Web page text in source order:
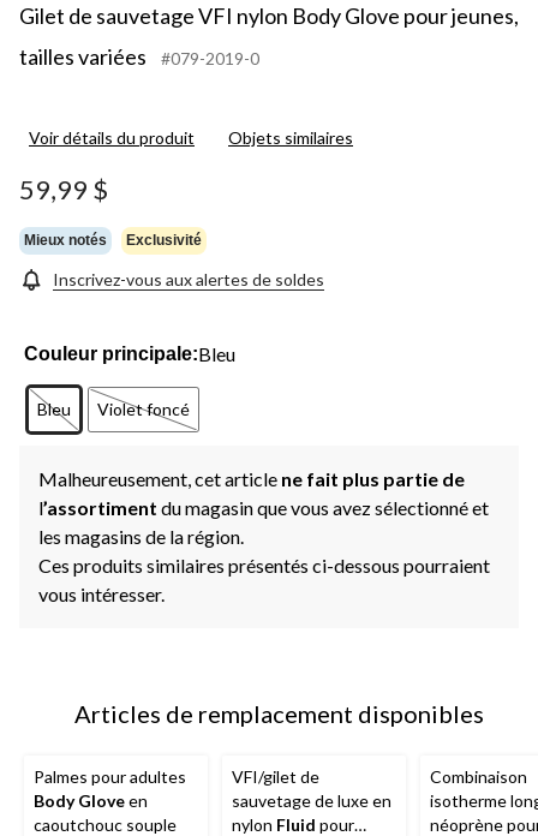
Gilet de sauvetage VFI nylon Body Glove pour jeunes,
tailles variées
#079-2019-0
Voir détails du produit Objets similaires
59,99 $
Mieux notés Exclusivité
Inscrivez-vous aux alertes de soldes
Couleur principale:Bleu
Bleu Violet foncé
Malheureusement, cet article ne fait plus partie de
l’assortiment du magasin que vous avez sélectionné et
les magasins de la région.
Ces produits similaires présentés ci-dessous pourraient
vous intéresser.
Articles de remplacement disponibles
Palmes pour adultes
Body Gloveen
caoutchouc souple
VFI/gilet de
sauvetage de luxe en
nylon Fluid pour
Combinaison
isotherme
néoprène